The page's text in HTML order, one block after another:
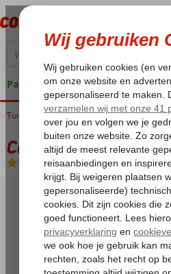
Pakketgarantie
Home
Turkije Egeische kust Marmaris Icmeler
Casa & Blanca
All Inclusive- Hotel